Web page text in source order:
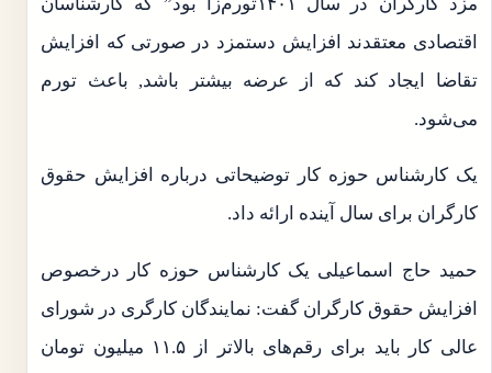
اقتصادی معتقدند افزایش دستمزد در صورتی که افزایش
تقاضا ایجاد کند که از عرضه بیشتر باشد, باعث تورم
می‌شود.
یک کارشناس حوزه کار توضیحاتی درباره افزایش حقوق
کارگران برای سال آینده ارائه داد.
حمید حاج اسماعیلی یک کارشناس حوزه کار درخصوص
افزایش حقوق کارگران گفت: نمایندگان کارگری در شورای
عالی کار باید برای رقم‌های بالاتر از ۱۱.۵ میلیون تومان